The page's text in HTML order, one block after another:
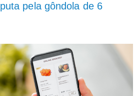
pela gôndola de 6